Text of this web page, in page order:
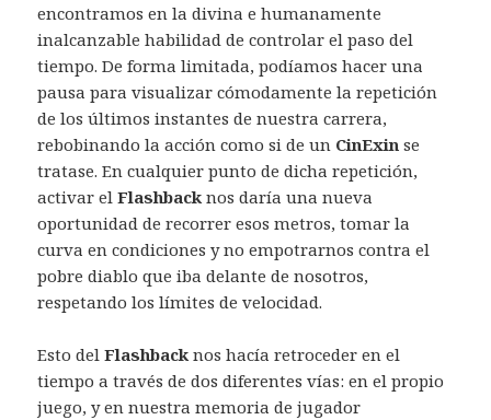
encontramos en la divina e humanamente
inalcanzable habilidad de controlar el paso del
tiempo. De forma limitada, podíamos hacer una
pausa para visualizar cómodamente la repetición
de los últimos instantes de nuestra carrera,
rebobinando la acción como si de un CinExin se
tratase. En cualquier punto de dicha repetición,
activar elFlashback nos daría una nueva
oportunidad de recorrer esos metros, tomar la
curva en condiciones y no empotrarnos contra el
pobre diablo que iba delante de nosotros,
respetando los límites de velocidad.
Esto delFlashback nos hacía retroceder en el
tiempo a través de dos diferentes vías: en el propio
juego, y en nuestra memoria de jugador